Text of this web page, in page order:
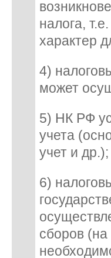
налога,
характер
4)
может
5) НК РФ
учета
учет и др.);
6)
сборов (на